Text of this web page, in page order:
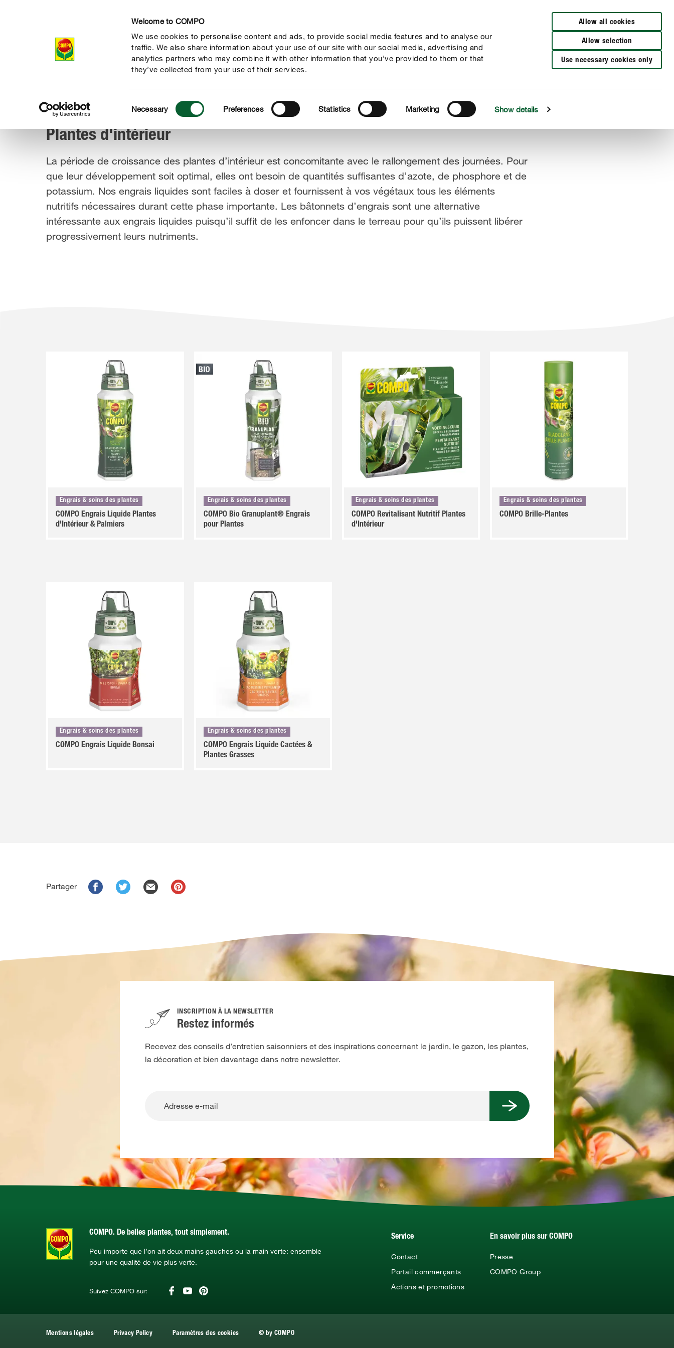
Welcome to COMPO
We use cookies to personalise content and ads, to provide social media features and to analyse our
traffic. We also share information about your use of our site with our social media, advertising and
analytics partners who may combine it with other information that you’ve provided to them or that
they’ve collected from your use of their services.
Selection
Necessary Preferences Statistics Marketing Show details
Allow all cookies
Allow selection
Use necessary cookies only
Distributeurs à proximité
Produits Conseil Thèmes Service Qui sommes-nous?
COMPOProduits Engrais & soins des plantes Plantes d'intérieur
Plantes d'intérieur
La période de croissance des plantes d’intérieur est concomitante avec le rallongement des journées. Pour
que leur développement soit optimal, elles ont besoin de quantités suffisantes d’azote, de phosphore et de
potassium. Nos engrais liquides sont faciles à doser et fournissent à vos végétaux tous les éléments
nutritifs nécessaires durant cette phase importante. Les bâtonnets d’engrais sont une alternative
intéressante aux engrais liquides puisqu’il suffit de les enfoncer dans le terreau pour qu’ils puissent libérer
progressivement leurs nutriments.
Engrais & soins des plantes
COMPO Engrais Liquide Plantes
d'Intérieur & Palmiers
Engrais & soins des plantes
COMPO Bio Granuplant® Engrais
pour Plantes
Engrais & soins des plantes
COMPO Revitalisant Nutritif Plantes
d'Intérieur
Engrais & soins des plantes
COMPO Brille-Plantes
Engrais & soins des plantes
COMPO Engrais Liquide Bonsai
Engrais & soins des plantes
COMPO Engrais Liquide Cactées &
Plantes Grasses
Partager
INSCRIPTION À LA NEWSLETTER
Restez informés
Recevez des conseils d’entretien saisonniers et des inspirations concernant le jardin, le gazon, les plantes,
la décoration et bien davantage dans notre newsletter.
Oui, je voudrais m'abonner à la
COMPO. De belles plantes, tout simplement.
Peu importe que l’on ait deux mains gauches ou la main verte: ensemble
pour une qualité de vie plus verte.
Suivez COMPO sur:
Service
Contact
Portail commerçants
Actions et promotions
En savoir plus sur COMPO
Presse
COMPO Group
Mentions légales Privacy Policy Paramètres des cookies © by COMPO